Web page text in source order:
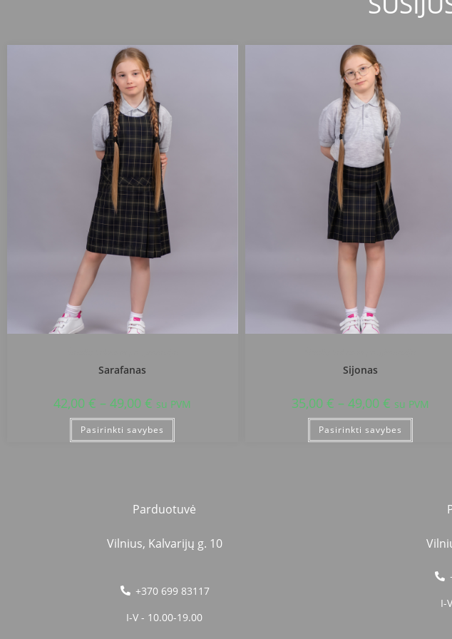
Sarafanas
42,00€ – 49,00€ su PVM
Pasirinkti savybes
Sijonas
35,00 € – 49,00 € su PVM
Pasirinkti savybes
Parduotuvė
Vilnius, Kalvarijų g. 10
+370 699 83117
I-V - 10.00-19.00
I-